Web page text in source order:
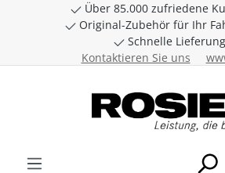
Zum Hauptinhalt springen
Über 85.000 zufriedene
Original-Zubehör für Ihr
Schnelle Lieferung
Kontaktieren Sie uns